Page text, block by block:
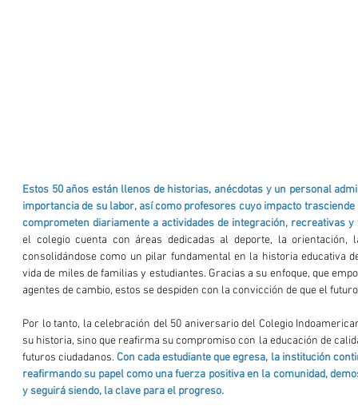
Estos 50 años están llenos de historias, anécdotas y un personal
importancia de su labor, así como profesores cuyo impacto trasciende
comprometen diariamente a actividades de integración, recreativas y
el colegio cuenta con áreas dedicadas al deporte, la orientación,
consolidándose como un pilar fundamental en la historia educativa
vida de miles de familias y estudiantes. Gracias a su enfoque, que
agentes de cambio, estos se despiden con la convicción de que el
Por lo tanto, la celebración del 50 aniversario del Colegio
su historia, sino que reafirma su compromiso con la educación de
futuros ciudadanos. Con cada estudiante que egresa, la institución
reafirmando su papel como una fuerza positiva en la comunidad,
y seguirá siendo, la clave para el progreso.